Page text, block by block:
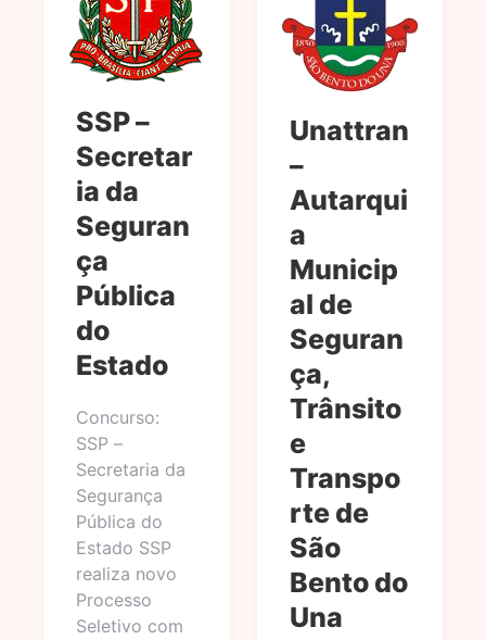
SSP –
Secretar
ia da
Seguran
ça
Pública
do
Estado
Concurso:
SSP –
Secretaria da
Segurança
Pública do
Estado SSP
realiza novo
Processo
Seletivo com
Unattran
–
Autarqui
a
Municip
al de
Seguran
ça,
Trânsito
e
Transpo
rte de
São
Bento do
Una